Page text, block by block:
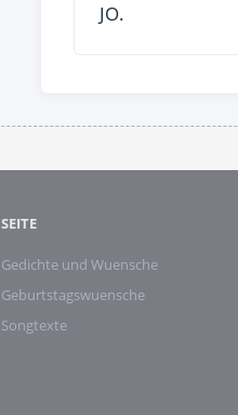
JO.
SEITE
Gedichte und Wuensche
Geburtstagswuensche
Songtexte